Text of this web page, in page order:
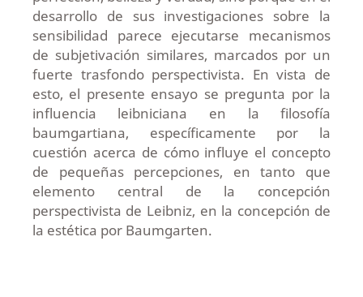
desarrollo de sus investigaciones sobre la
sensibilidad parece ejecutarse mecanismos
de subjetivación similares, marcados por un
fuerte trasfondo perspectivista. En vista de
esto, el presente ensayo se pregunta por la
influencia leibniciana en la filosofía
baumgartiana, específicamente por la
cuestión acerca de cómo influye el concepto
de pequeñas percepciones, en tanto que
elemento central de la concepción
perspectivista de Leibniz, en la concepción de
la estética por Baumgarten.